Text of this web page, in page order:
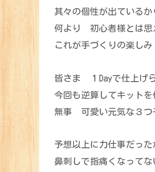
其々の個性が出ているか
何より 初心者様とは
これが手づくりの楽し
皆さま １Dayで仕上げ
今回も逆算してキット
無事 可愛い元気な３つ
予想以上に力仕事だった
鼻刺しで指痛くなって